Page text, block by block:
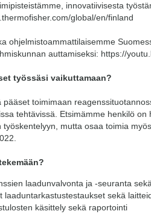
innovatiivisesta
global/en/finland
ohjelmistoammattilaisemme
auttamiseksi: https://
työssäsi vaikuttamaan?
pääset toimimaan
tehtävissä. Etsimämme henkilö
työskentelyyn, mutta osaa toimia
laadunvalvonta ja -seuranta
laaduntarkastustestaukset sekä
käsittely sekä raportointi